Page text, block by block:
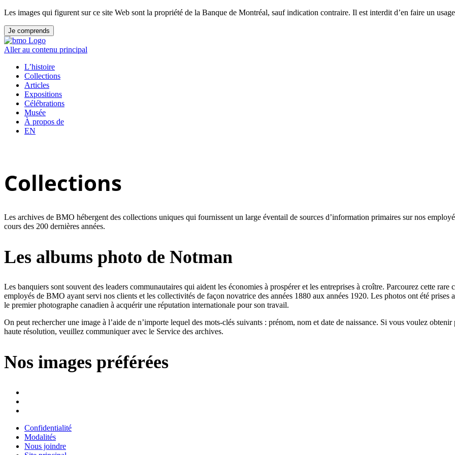
Les images qui figurent sur ce site Web sont la propriété de la Banque de Montréal, sauf indication contraire. Il est interdit d’en faire un
Je comprends
Aller au contenu principal
L’histoire
Collections
Articles
Expositions
Célébrations
Musée
À propos de
EN
Collections
Les archives de BMO hébergent des collections uniques qui fournissent un large éventail de sources d’information primaires sur nos
cours des 200 dernières années.
Les albums photo de Notman
Les banquiers sont souvent des leaders communautaires qui aident les économies à prospérer et les entreprises à croître. Parcourez cette
employés de BMO ayant servi nos clients et les collectivités de façon novatrice des années 1880 aux années 1920. Les photos ont été
le premier photographe canadien à acquérir une réputation internationale pour son travail.
On peut rechercher une image à l’aide de n’importe lequel des mots-clés suivants : prénom, nom et date de naissance. Si vous voulez
haute résolution, veuillez communiquer avec le Service des archives.
Nos images préférées
Confidentialité
Modalités
Nous joindre